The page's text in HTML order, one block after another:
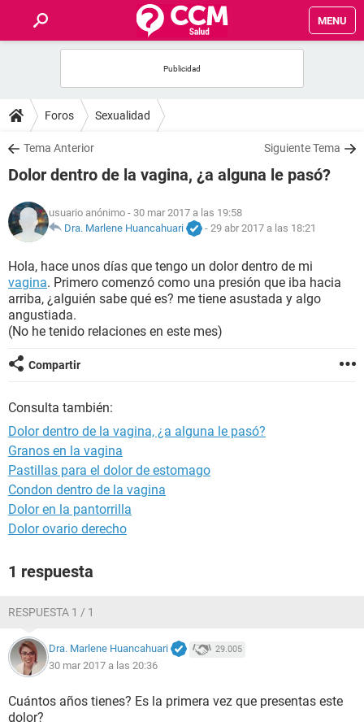
MENU
FOROS
SALUD
NUTRICIÓN
BIENESTAR
SEXUALIDAD
GLOSARIO
Foros Sexualidad
Tema Anterior Siguiente Tema
Dolor dentro de la vagina, ¿a alguna le pasó?
usuario anónimo - 30 mar 2017 a las 19:58
Dra. Marlene Huancahuari
- 29 abr 2017 a las 18:21
Hola, hace unos días que tengo un dolor dentro de mi
vagina. Primero comenzó como una presión que iba hacia
arriba, ¿alguién sabe qué es? me tiene asustada y algo
angustiada.
(No he tenido relaciones en este mes)
Compartir
Consulta también:
Dolor dentro de la vagina, ¿a alguna le pasó?
Granos en la vagina
Pastillas para el dolor de estomago
Condon dentro de la vagina
Dolor en la pantorrilla
Dolor ovario derecho
1 respuesta
RESPUESTA 1 / 1
Dra. Marlene Huancahuari 29.005
30 mar 2017 a las 20:36
Cuántos años tienes? Es la primera vez que presentas este
dolor?